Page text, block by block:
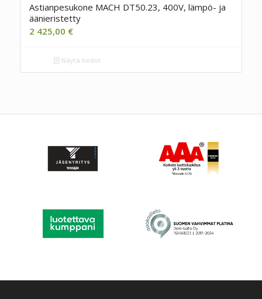
Astianpesukone MACH DT50.23, 400V, lämpö- ja
äänieristetty
2 425,00 €
Näytä tiedot